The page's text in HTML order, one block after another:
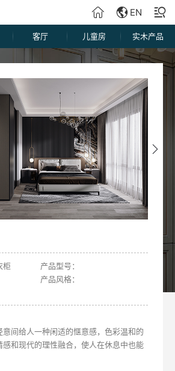
EN
客厅 儿童房 实木产品
柜
产品型号：
产品风格：
间给人一种闲适的惬意感，色彩温和的
感和现代的理性融合，使人在休息中也能